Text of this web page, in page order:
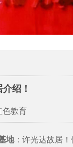
绍！
教育
地：许光达故居！